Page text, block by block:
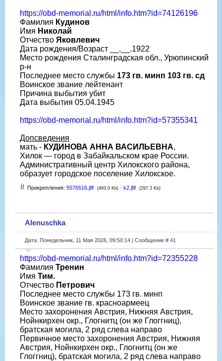
https://obd-memorial.ru/html/info.htm?id=74126196
Фамилия Кудинов
Имя Николай
Отчество Яковлевич
Дата рождения/Возраст __.__.1922
Место рождения Сталинградская обл., Урюпинский
р-н
Последнее место службы 173 гв. минп 103 гв. сд
Воинское звание лейтенант
Причина выбытия убит
Дата выбытия 05.04.1945
https://obd-memorial.ru/html/info.htm?id=57355341
Допсведения
мать - КУДИНОВА АННА ВАСИЛЬЕВНА,
Хилок — город в Забайкальском крае России.
Административный центр Хилокского района,
образует городское поселение Хилокское.
Прикрепления: 5576516.jfif (493.0 Kb) · k2.jfif (297.3 Kb)
Alenuschka
Дата: Понедельник, 11 Мая 2026, 09:50:14 | Сообщение # 41
https://obd-memorial.ru/html/info.htm?id=72355228
Фамилия Тренин
Имя Тим.
Отчество Петрович
Последнее место службы 173 гв. минп
Воинское звание гв. красноармеец
Место захоронения Австрия, Нижняя Австрия,
Нойнкирхен окр., Глогнитц (он же Глоггниц),
братская могила, 2 ряд слева направо
Первичное место захоронения Австрия, Нижняя
Австрия, Нойнкирхен окр., Глогнитц (он же
Глоггниц), братская могила, 2 ряд слева направо